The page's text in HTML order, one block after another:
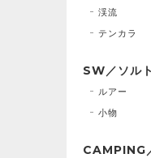
渓流
テンカラ
SW／ソル
ルアー
小物
CAMPING